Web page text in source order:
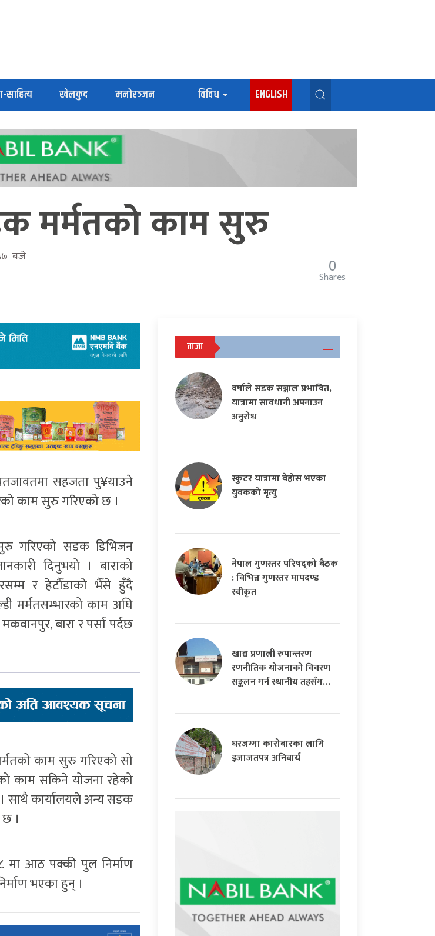
खेलकुद मनोरञ्जन विविध ENGLISH
मर्मतको काम सुरु
बजे 0
Shares
सहजता पु¥याउने
काम सुरु गरिएको छ ।
गरिएको सडक डिभिजन
दिनुभयो । बाराको
र हेटौँडाको भैँसे हुँदै
मर्मतसम्भारको काम अघि
बारा र पर्सा पर्दछ
काम सुरु गरिएको सो
काम सकिने योजना रहेको
। साथै कार्यालयले अन्य सडक
।
मा आठ पक्की पुल निर्माण
भएका हुन् ।
ताजा
वर्षाले सडक सञ्जाल प्रभावित,
यात्रामा सावधानी अपनाउन
अनुरोध
स्कुटर यात्रामा बेहोस भएका
युवकको मृत्यु
नेपाल गुणस्तर परिषद्को बैठक
: विभिन्न गुणस्तर मापदण्ड
स्वीकृत
खाद्य प्रणाली रुपान्तरण
रणनीतिक योजनाको विवरण
सङ्कलन गर्न स्थानीय तहसँग…
घरजग्गा कारोबारका लागि
इजाजतपत्र अनिवार्य